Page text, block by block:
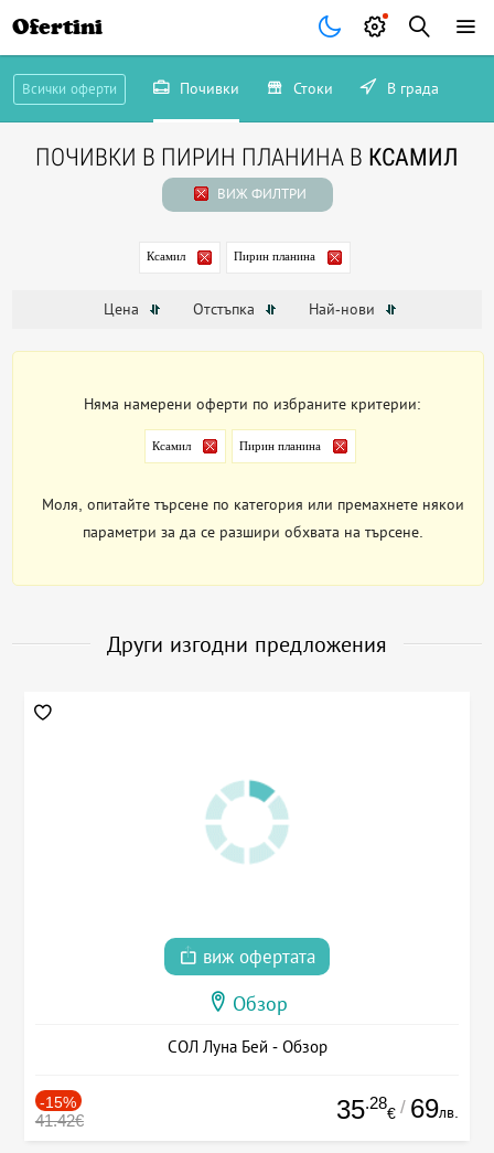
Ofertini
Всички оферти Почивки Стоки В града
ПОЧИВКИ В ПИРИН ПЛАНИНА В КСАМИЛ
ВИЖ ФИЛТРИ
Ксамил Пирин планина
Цена Отстъпка Най-нови
Няма намерени оферти по избраните критерии:
Ксамил Пирин планина
Моля, опитайте търсене по категория или премахнете някои
параметри за да се разшири обхвата на търсене.
Други изгодни предложения
виж офертата
Обзор
СОЛ Луна Бей - Обзор
-15%
41.42€ 35.28
€ / 69лв.